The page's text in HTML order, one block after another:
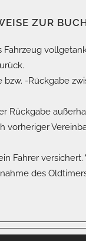
ZUR
Fahrzeug
bzw. -Rückgabe
Rückgabe
vorheriger
Fahrer versichert.
des